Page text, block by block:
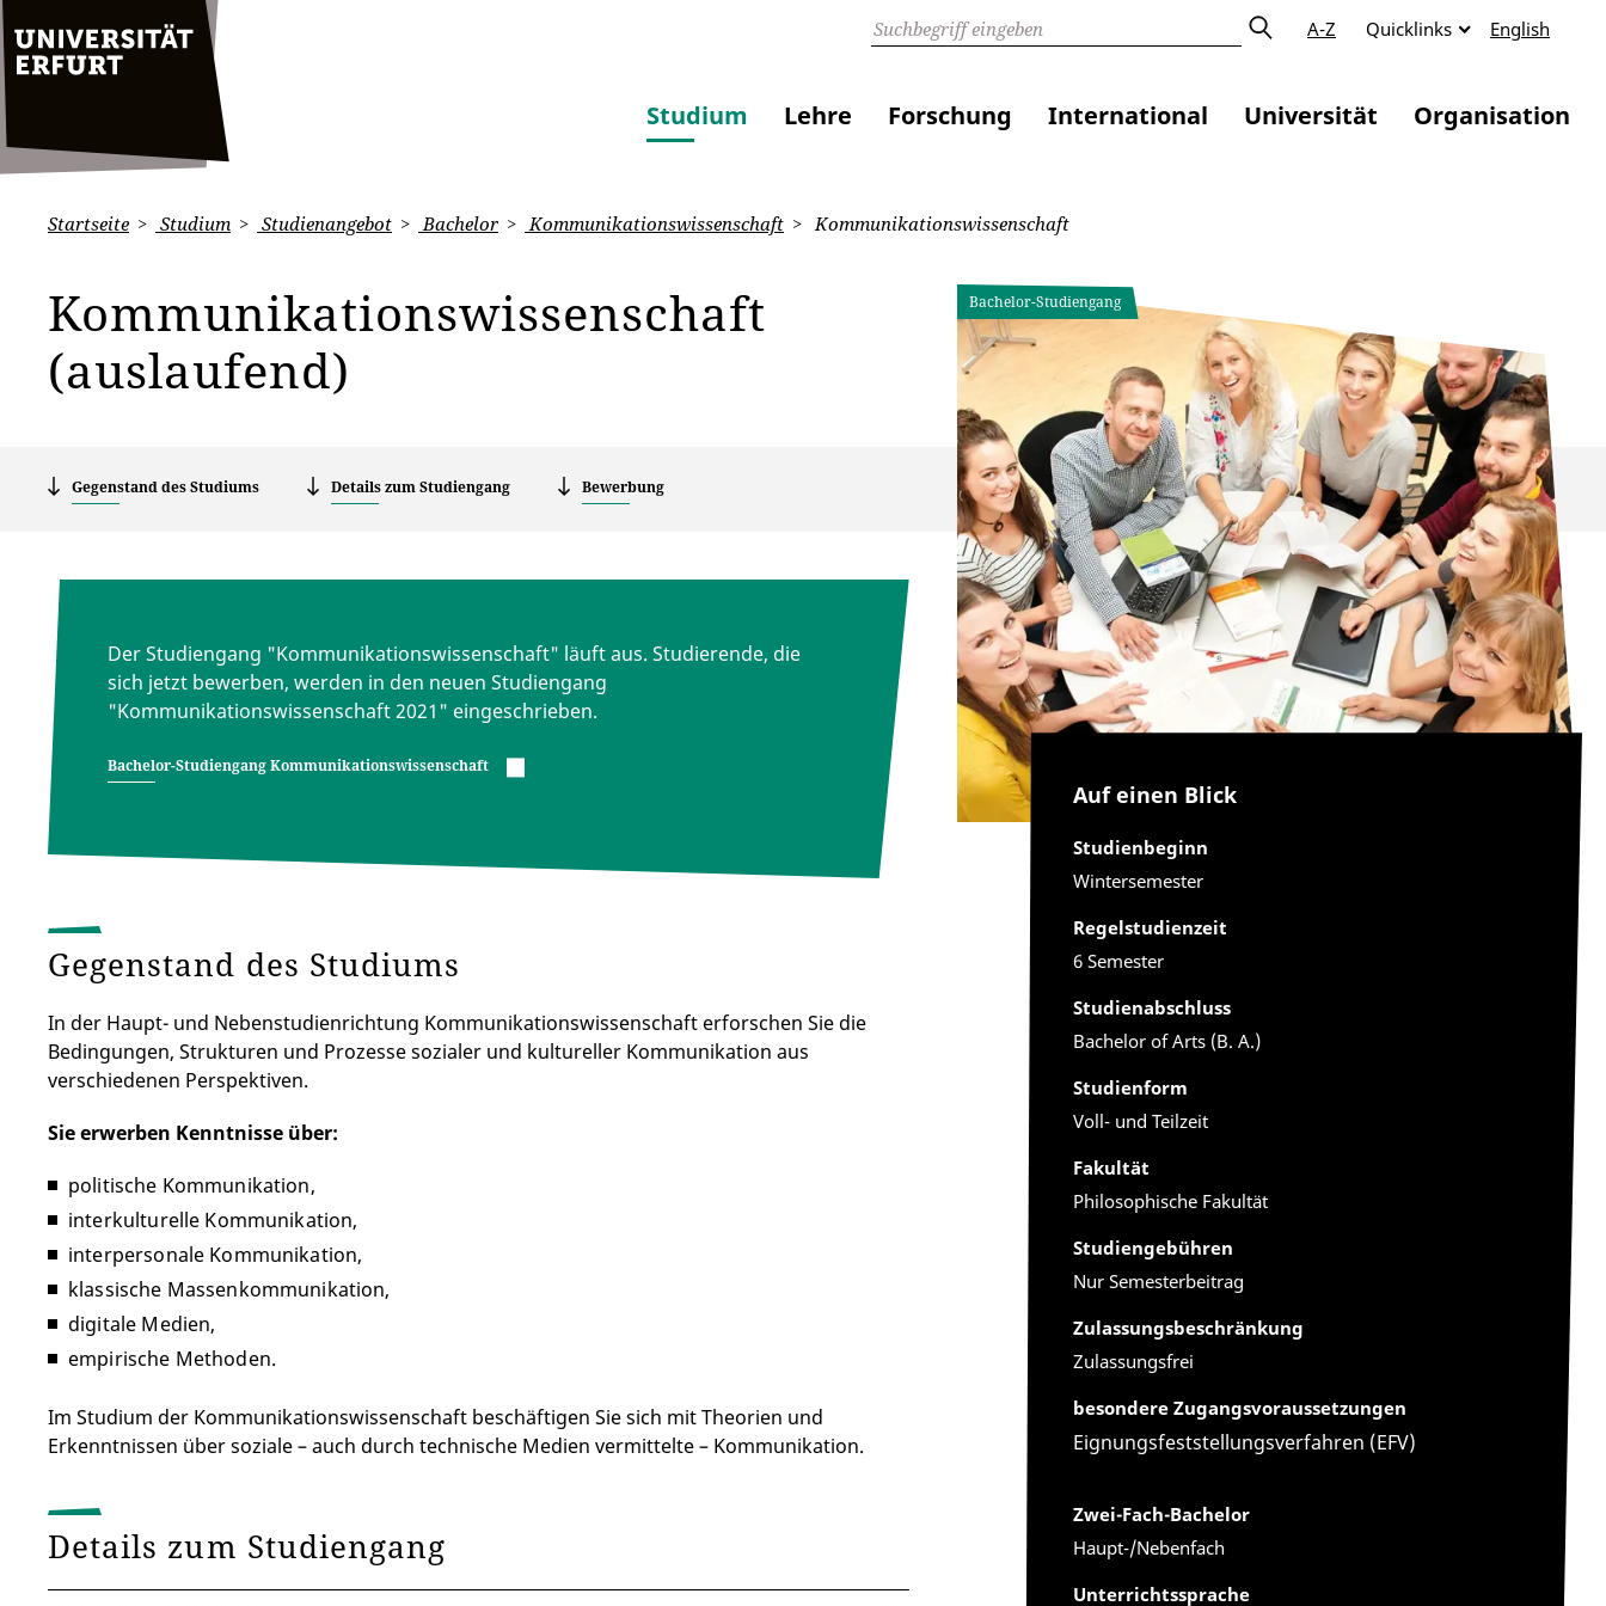
A-Z Quicklinks English
Studium Lehre Forschung International Universität Organisation
Startseite Studium Studienangebot Bachelor Kommunikationswissenschaft Kommunikationswissenschaft
Kommunikationswissenschaft
(auslaufend)
Gegenstand des Studiums Details zum Studiengang Bewerbung
Bachelor-Studiengang
Auf einen Blick
Studienbeginn
Wintersemester
Regelstudienzeit
6 Semester
Studienabschluss
Bachelor of Arts (B. A.)
Studienform
Voll- und Teilzeit
Fakultät
Philosophische Fakultät
Studiengebühren
Nur Semesterbeitrag
Zulassungsbeschränkung
Zulassungsfrei
besondere Zugangsvoraussetzungen
Eignungsfeststellungsverfahren (EFV)
Zwei-Fach-Bachelor
Haupt-/Nebenfach
Unterrichtssprache
Der Studiengang "Kommunikationswissenschaft" läuft aus. Studierende, die
sich jetzt bewerben, werden in den neuen Studiengang
"Kommunikationswissenschaft 2021" eingeschrieben.
Bachelor-Studiengang Kommunikationswissenschaft
Gegenstand des Studiums
In der Haupt- und Nebenstudienrichtung Kommunikationswissenschaft erforschen Sie die
Bedingungen, Strukturen und Prozesse sozialer und kultureller Kommunikation aus
verschiedenen Perspektiven.
Sie erwerben Kenntnisse über:
politische Kommunikation,
interkulturelle Kommunikation,
interpersonale Kommunikation,
klassische Massenkommunikation,
digitale Medien,
empirische Methoden.
Im Studium der Kommunikationswissenschaft beschäftigen Sie sich mit Theorien und
Erkenntnissen über soziale – auch durch technische Medien vermittelte – Kommunikation.
Details zum Studiengang